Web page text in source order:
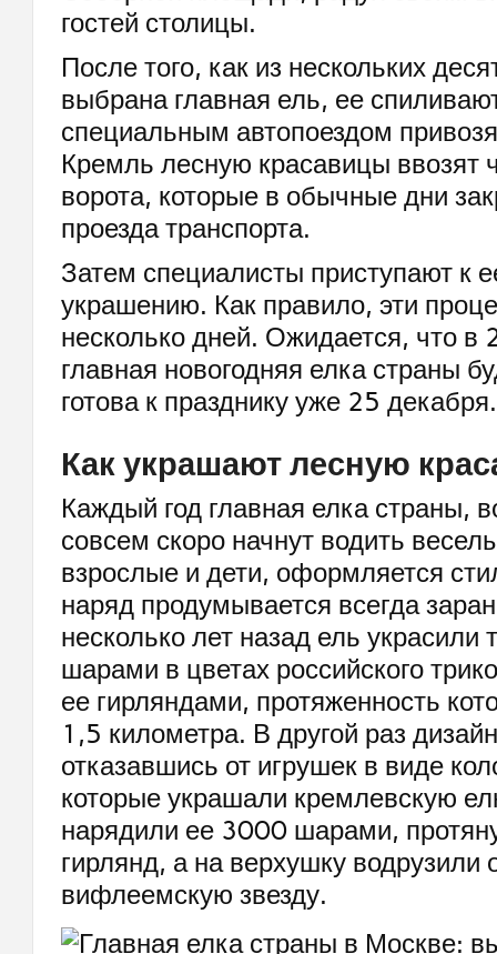
гостей столицы.
После того, как из нескольких
выбрана главная ель, ее
специальным автопоездом
Кремль лесную красавицы ввозят
ворота, которые в обычные дни
проезда транспорта.
Затем специалисты приступают к
украшению. Как правило, эти
несколько дней. Ожидается, что в
главная новогодняя елка страны
готова к празднику уже 25 декабря.
Как украшают лесную
Каждый год главная елка страны,
совсем скоро начнут водить
взрослые и дети, оформляется
наряд продумывается всегда
несколько лет назад ель украсили
шарами в цветах российского
ее гирляндами, протяженность
1,5 километра. В другой раз
отказавшись от игрушек в виде
которые украшали кремлевскую
нарядили ее 3000 шарами,
гирлянд, а на верхушку водрузили
вифлеемскую звезду.